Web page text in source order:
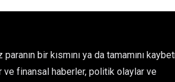
bir kısmını ya da tamamını
ve finansal haberler, politik olaylar ve